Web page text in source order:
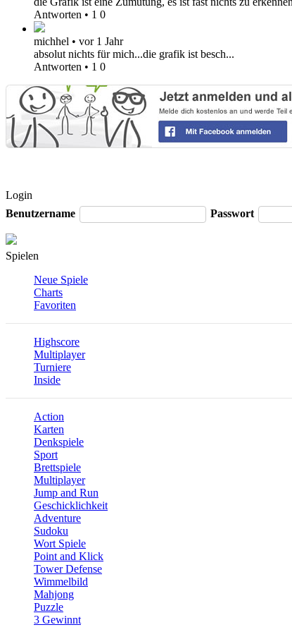
Antworten • 1 0
michhel • vor 1 Jahr
absolut nichts für mich...die grafik ist besch...
Antworten • 1 0
Login
Benutzername
Passwort
Spielen
Neue Spiele
Charts
Favoriten
Highscore
Multiplayer
Turniere
Inside
Action
Karten
Denkspiele
Sport
Brettspiele
Multiplayer
Jump and Run
Geschicklichkeit
Adventure
Sudoku
Wort Spiele
Point and Klick
Tower Defense
Wimmelbild
Mahjong
Puzzle
3 Gewinnt